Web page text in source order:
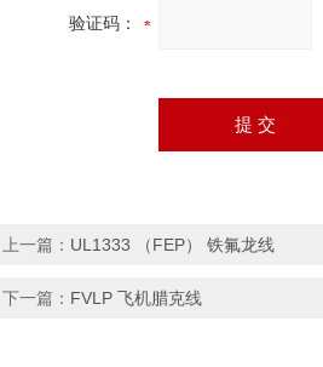
验证码：
上一篇： UL1333 （FEP） 铁氟龙线
下一篇： FVLP 飞机腊克线